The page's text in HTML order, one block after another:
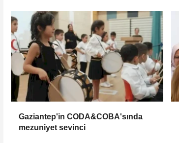
Gaziantep'in CODA&COBA'sında
mezuniyet sevinci